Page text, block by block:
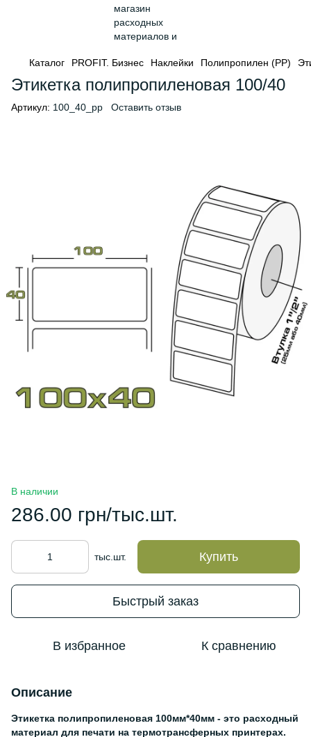
Каталог PROFIT. Бизнес Наклейки Полипропилен (PP)
Этикетка полипропиленовая 100/40
Артикул: 100_40_pp Оставить отзыв
В наличии
286.00 грн/тыс.шт.
тыс.шт. Купить
Быстрый заказ
В избранное К сравнению
Описание
Этикетка полипропиленовая 100мм*40мм - это расходный
материал для печати на термотрансферных принтерах.